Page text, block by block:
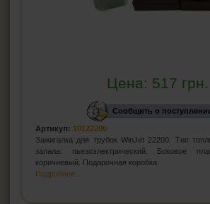
Цена: 517 грн.
Сообщить о
Артикул: 10122200
Зажигалка для трубок WinJet 22200. Тип
запала: пьезоэлектрический. Боковое
коричневый. Подарочная коробка.
Подробнее...